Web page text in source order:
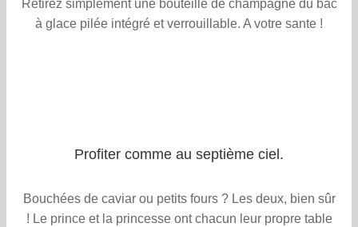
Retirez simplement une bouteille de champagne du bac
à glace pilée intégré et verrouillable. A votre sante !
Profiter comme au septième ciel.
Bouchées de caviar ou petits fours ? Les deux, bien sûr
! Le prince et la princesse ont chacun leur propre table